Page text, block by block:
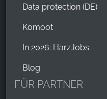
Data protection (DE)
Komoot
In 2026: HarzJobs
Blog
FÜR PARTNER